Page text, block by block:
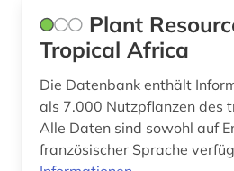
Plant
Tropical Africa
Die Datenbank enthält
als 7.000 Nutzpflanzen des
Alle Daten sind sowohl auf
französischer Sprache